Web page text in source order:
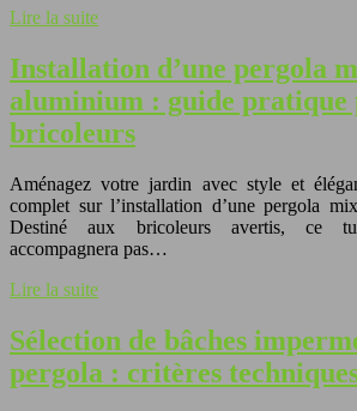
Lire la suite
Installation d’une pergola
aluminium : guide pratique
bricoleurs
Aménagez votre jardin avec style et
complet sur l’installation d’une pergola
Destiné aux bricoleurs avertis, ce
accompagnera pas…
Lire la suite
Sélection de bâches
pergola : critères